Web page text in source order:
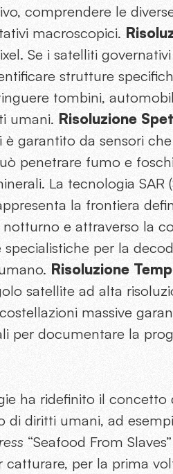
comprendere le
macroscopici.
Se i satelliti
strutture
tombini,
umani. Risoluzione
garantito da sensori
penetrare fumo e
La tecnologia SAR
la frontiera
e attraverso la
per la
Risoluzione
satellite ad alta
massive
per documentare la
ha ridefinito il concetto
diritti umani, ad
“Seafood From
catturare, per la prima